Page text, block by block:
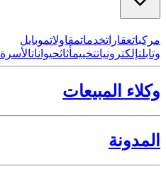
مركباتعقاراتخدماتمقاولاتموبايل
وتابلتإلكترونياتتخييمأثاثحيواناتالأسرة
وكلاء المبيعات
المدونة